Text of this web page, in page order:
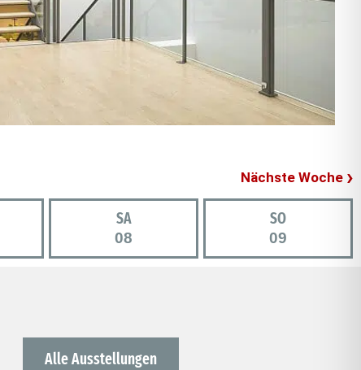
Nächste Woche
SA
08
SO
09
Alle Ausstellungen